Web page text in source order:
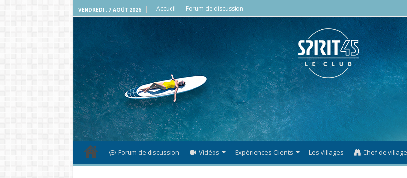
VENDREDI , 7 AOÛT 2026 Accueil Forum de discussion
Forum de discussion Vidéos Expériences Clients Les Villages Chef de village